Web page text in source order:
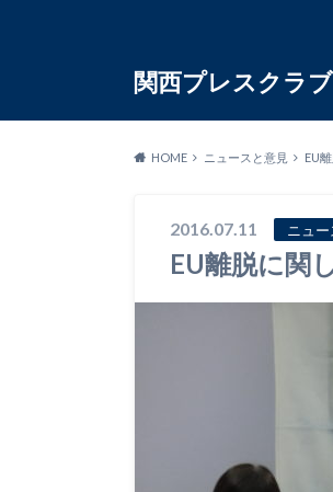
関西プレスクラブ
HOME ニュースと意見 EU
2016.07.11 ニュー
EU離脱に関